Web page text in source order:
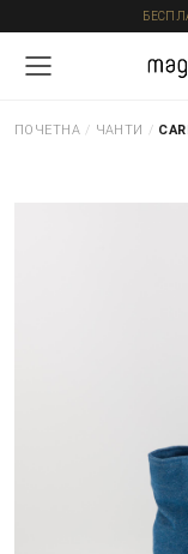
ПОЧЕТНА / ЧАНТИ /